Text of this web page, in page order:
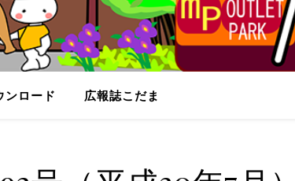
ンロード 広報誌こだま